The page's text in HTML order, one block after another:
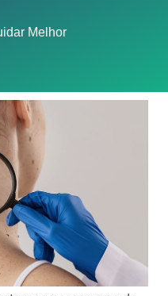
Melhor